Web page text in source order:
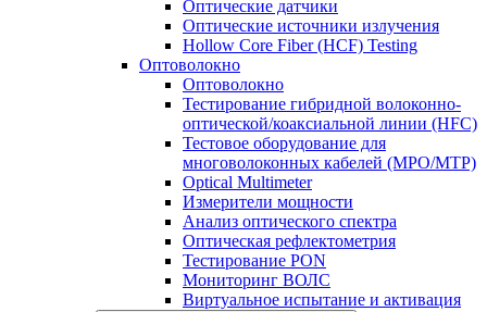
Оптические датчики
Оптические источники излучения
Hollow Core Fiber (HCF) Testing
Оптоволокно
Оптоволокно
Тестирование гибридной волоконно-
оптической/коаксиальной линии (HFC)
Тестовое оборудование для
многоволоконных кабелей (MPO/MTP)
Optical Multimeter
Измерители мощности
Анализ оптического спектра
Оптическая рефлектометрия
Тестирование PON
Мониторинг ВОЛС
Виртуальное испытание и активация